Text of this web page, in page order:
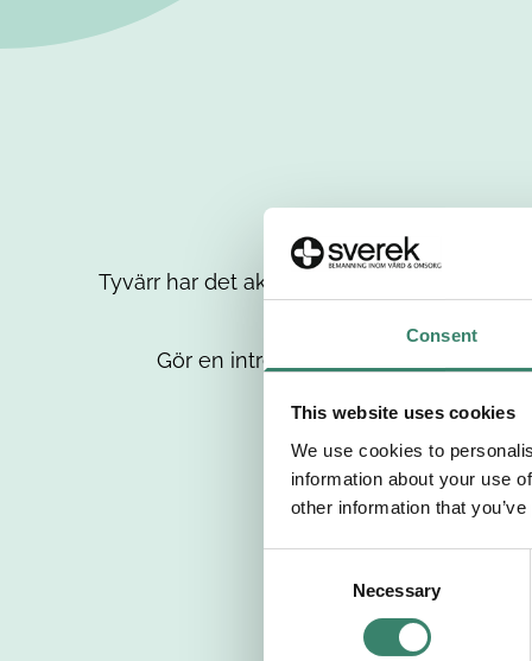
Consent
This website uses cookies
We use cookies to
information about your use
other information that
Necessary
Tyvärr har det aktuella jobbet tagits bort
Gör en intresseanmälan så